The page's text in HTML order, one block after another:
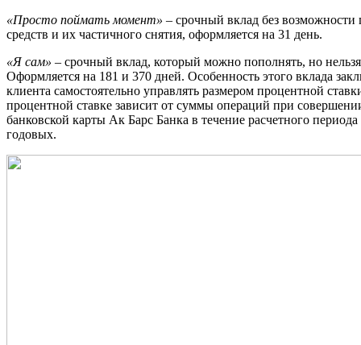
«Просто поймать момент» – срочный вклад без
средств и их частичного снятия, оформляется на 31 день.
«Я сам» – срочный вклад, который можно пополнять, но нельзя
Оформляется на 181 и 370 дней. Особенность этого вклада
клиента самостоятельно управлять размером процентной
процентной ставке зависит от суммы операций при
банковской карты Ак Барс Банка в течение расчетного
годовых.